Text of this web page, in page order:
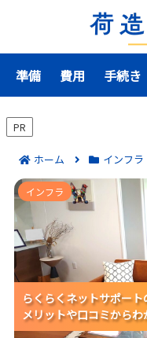
準備 費用 手続き
PR
ホーム インフラ
らくらくネットサポ
ト・デメリットや口
らくらくネットサポー
メリットや口コミから
らくらくネットサポー
メリットや口コミから
らくらくネットサポー
メリットや口コミから
インフラ